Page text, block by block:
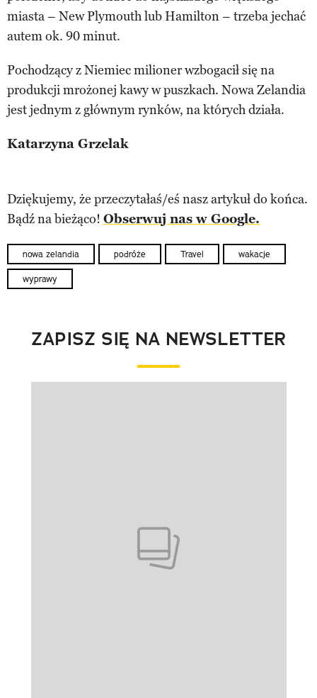
miasta – New Plymouth lub Hamilton – trzeba jechać
autem ok. 90 minut.
Pochodzący z Niemiec milioner wzbogacił się na
produkcji mrożonej kawy w puszkach. Nowa Zelandia
jest jednym z głównym rynków, na których działa.
Katarzyna Grzelak
Dziękujemy, że przeczytałaś/eś nasz artykuł do końca.
Bądź na bieżąco! Obserwuj nas w Google.
nowa zelandia podróże Travel wakacje
wyprawy
ZAPISZ SIĘ NA NEWSLETTER